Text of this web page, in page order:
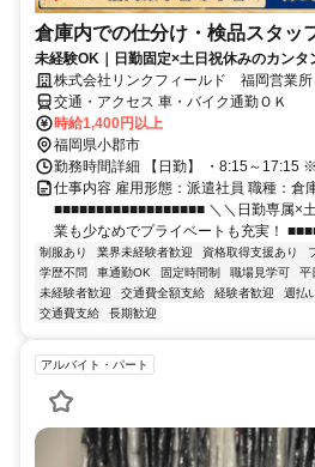
倉庫内での仕分け・検品スタッ
未経験OK｜日勤固定×土日祝休みのカンタ
株式会社リンクフィールド 福岡営業所
交通・アクセス 車・バイク通勤ＯＫ
時給1,400円以上
福岡県小郡市
勤務時間詳細 【日勤】 ・8:15～17:15
仕事内容 雇用形態：派遣社員 職種：倉
■■■■■■■■■■■■■■■■■■ ＼＼日勤専属×
業も少なめでプライベートも充実！
制服あり 業界未経験者歓迎 資格取得支援あり
学歴不問
車通勤OK 固定時間制 職場見学可 平
未経験者歓迎
交通費全額支給 経験者歓迎 週払
交通費支給
長期歓迎
アルバイト・パート